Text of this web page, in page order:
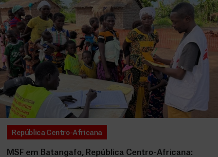
República Centro-Africana
MSF em Batangafo, República Centro-Africana: